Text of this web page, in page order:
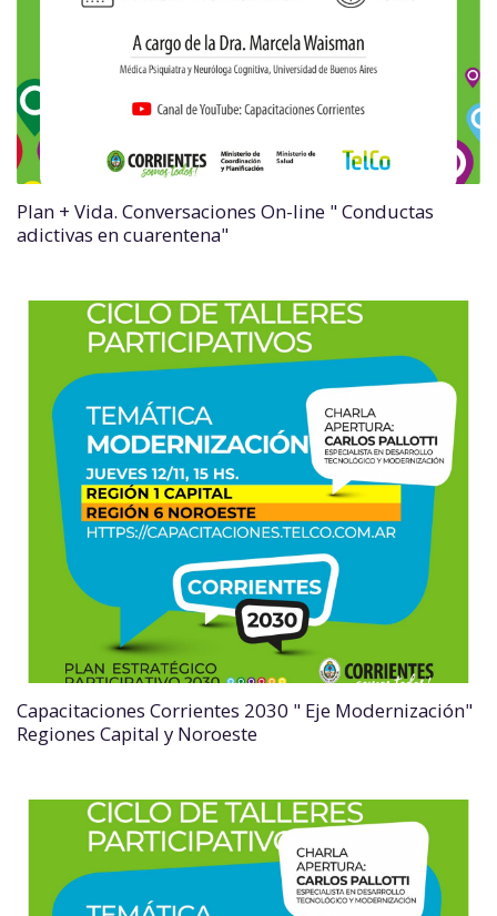
Plan + Vida. Conversaciones On-line " Conductas
adictivas en cuarentena"
Capacitaciones Corrientes 2030 " Eje Modernización"
Regiones Capital y Noroeste